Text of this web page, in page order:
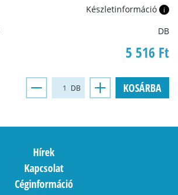
Készletinformáció i
DB
5 516 Ft
DB KOSÁRBA
Hírek
Kapcsolat
Céginformáció